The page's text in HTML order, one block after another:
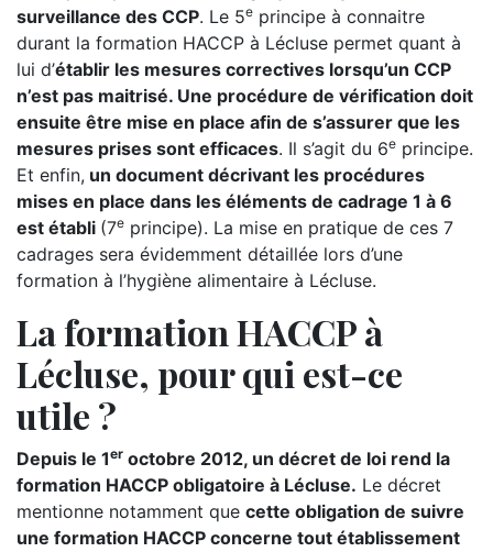
surveillance des CCP. Le 5e principe à connaitre
durant la formation HACCP à Lécluse permet quant à
lui d’établir les mesures correctives lorsqu’un CCP
n’est pas maitrisé. Une procédure de vérification doit
ensuite être mise en place afin de s’assurer que les
mesures prises sont efficaces. Il s’agit du 6e principe.
Et enfin, un document décrivant les procédures
mises en place dans les éléments de cadrage 1 à 6
est établi (7e principe). La mise en pratique de ces 7
cadrages sera évidemment détaillée lors d’une
formation à l’hygiène alimentaire à Lécluse.
La formation HACCP à
Lécluse, pour qui est-ce
utile ?
Depuis le 1er octobre 2012, un décret de loi rend la
formation HACCP obligatoire à Lécluse. Le décret
mentionne notamment que cette obligation de suivre
une formation HACCP concerne tout établissement